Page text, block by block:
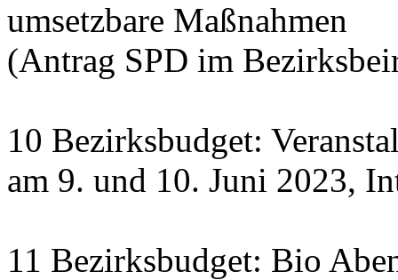
umsetzbare Maßnahmen
(Antrag SPD im
10 Bezirksbudget:
am 9. und 10. Juni 2023,
11 Bezirksbudget: Bio